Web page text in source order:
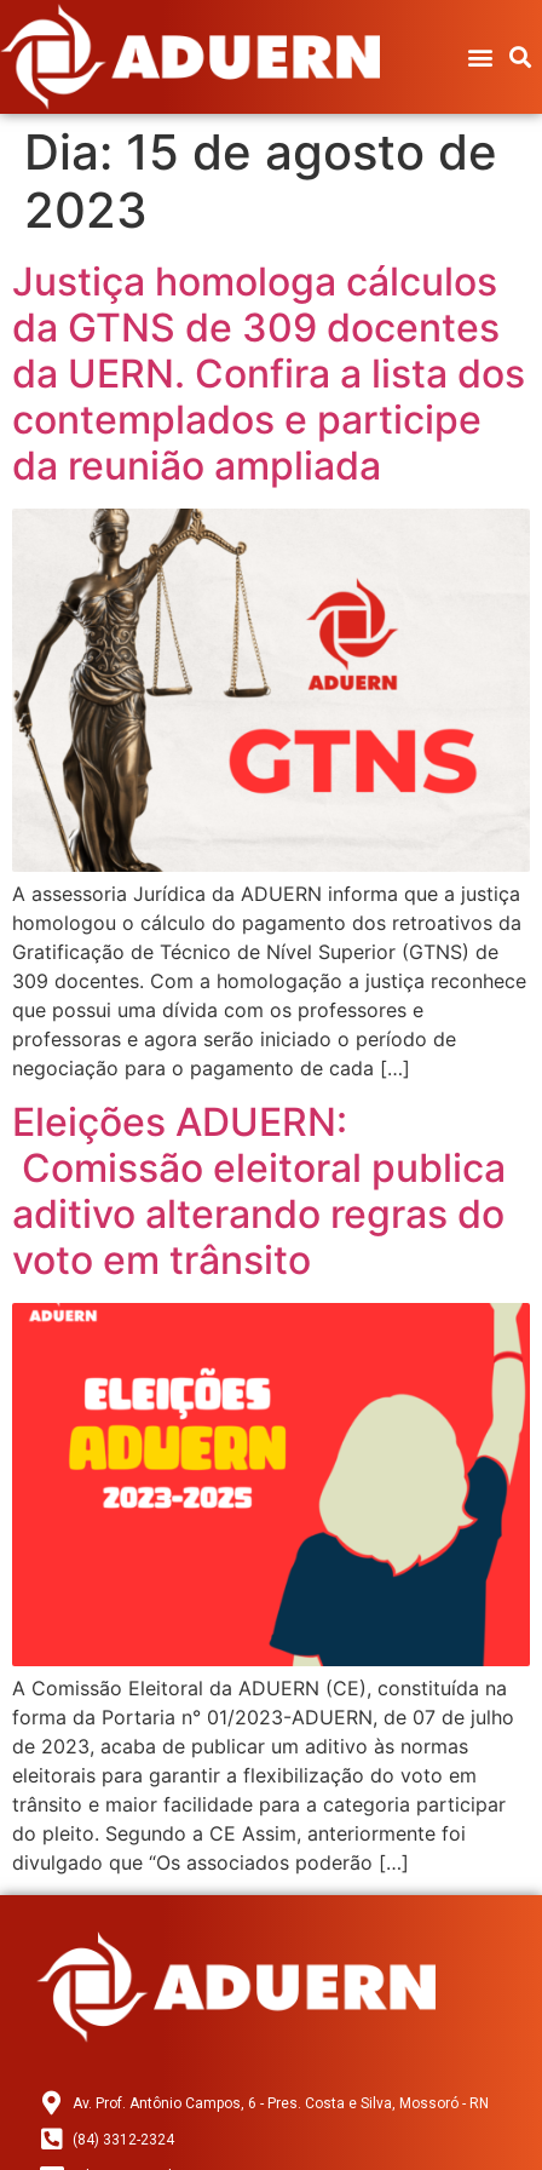
Dia: 15 de agosto de
2023
Justiça homologa cálculos
da GTNS de 309 docentes
da UERN. Confira a lista dos
contemplados e participe
da reunião ampliada
A assessoria Jurídica da ADUERN informa que a justiça
homologou o cálculo do pagamento dos retroativos da
Gratificação de Técnico de Nível Superior (GTNS) de
309 docentes. Com a homologação a justiça reconhece
que possui uma dívida com os professores e
professoras e agora serão iniciado o período de
negociação para o pagamento de cada […]
Eleições ADUERN:
Comissão eleitoral publica
aditivo alterando regras do
voto em trânsito
A Comissão Eleitoral da ADUERN (CE), constituída na
forma da Portaria n° 01/2023-ADUERN, de 07 de julho
de 2023, acaba de publicar um aditivo às normas
eleitorais para garantir a flexibilização do voto em
trânsito e maior facilidade para a categoria participar
do pleito. Segundo a CE Assim, anteriormente foi
divulgado que “Os associados poderão […]
Av. Prof. Antônio Campos, 6 - Pres. Costa e Silva, Mossoró - RN
(84) 3312-2324